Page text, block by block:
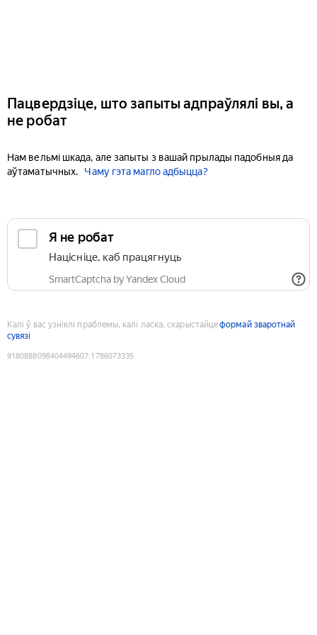
Пацвердзіце, што запыты адпраўлялі вы, а
не робат
Нам вельмі шкада, але запыты з вашай прылады падобныя да
аўтаматычных.
Чаму гэта магло адбыцца?
Я не робат
Націсніце, каб працягнуць
SmartCaptcha by Yandex Cloud
Калі ў вас узніклі праблемы, калі ласка, скарыстайцеформай зваротнай
сувязі
9180888098404494607:1786073335